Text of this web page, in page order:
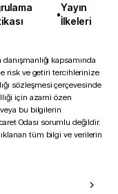
•
Yayın
İlkeleri
kapsamında
risk ve getiri tercihlerinize
sözleşmesi çerçevesinde
için azami özen
bu bilgilerin
Odası sorumlu değildir.
tüm bilgi ve verilerin